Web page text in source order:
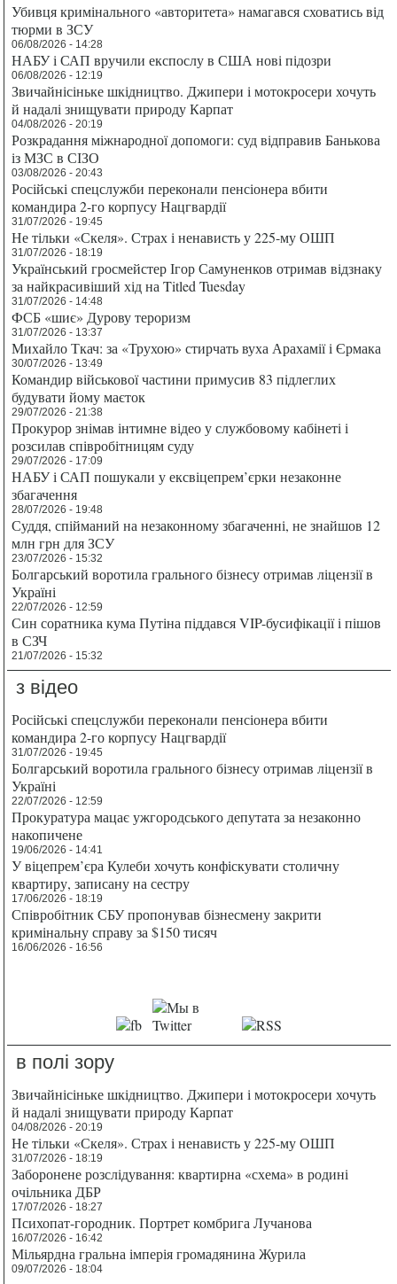
Убивця кримінального «авторитета» намагався сховатись від
тюрми в ЗСУ
06/08/2026 - 14:28
НАБУ і САП вручили експослу в США нові підозри
06/08/2026 - 12:19
Звичайнісіньке шкідництво. Джипери і мотокросери хочуть
й надалі знищувати природу Карпат
04/08/2026 - 20:19
Розкрадання міжнародної допомоги: суд відправив Банькова
із МЗС в СІЗО
03/08/2026 - 20:43
Російські спецслужби переконали пенсіонера вбити
командира 2-го корпусу Нацгвардії
31/07/2026 - 19:45
Не тільки «Скеля». Страх і ненависть у 225-му ОШП
31/07/2026 - 18:19
Український гросмейстер Ігор Самуненков отримав відзнаку
за найкрасивіший хід на Titled Tuesday
31/07/2026 - 14:48
ФСБ «шиє» Дурову тероризм
31/07/2026 - 13:37
Михайло Ткач: за «Трухою» стирчать вуха Арахамії і Єрмака
30/07/2026 - 13:49
Командир військової частини примусив 83 підлеглих
будувати йому маєток
29/07/2026 - 21:38
Прокурор знімав інтимне відео у службовому кабінеті і
розсилав співробітницям суду
29/07/2026 - 17:09
НАБУ і САП пошукали у ексвіцепрем’єрки незаконне
збагачення
28/07/2026 - 19:48
Суддя, спійманий на незаконному збагаченні, не знайшов 12
млн грн для ЗСУ
23/07/2026 - 15:32
Болгарський воротила грального бізнесу отримав ліцензії в
Україні
22/07/2026 - 12:59
Син соратника кума Путіна піддався VIP-бусифікації і пішов
в СЗЧ
21/07/2026 - 15:32
з відео
Російські спецслужби переконали пенсіонера вбити
командира 2-го корпусу Нацгвардії
31/07/2026 - 19:45
Болгарський воротила грального бізнесу отримав ліцензії в
Україні
22/07/2026 - 12:59
Прокуратура мацає ужгородського депутата за незаконно
накопичене
19/06/2026 - 14:41
У віцепрем’єра Кулеби хочуть конфіскувати столичну
квартиру, записану на сестру
17/06/2026 - 18:19
Співробітник СБУ пропонував бізнесмену закрити
кримінальну справу за $150 тисяч
16/06/2026 - 16:56
в полі зору
Звичайнісіньке шкідництво. Джипери і мотокросери хочуть
й надалі знищувати природу Карпат
04/08/2026 - 20:19
Не тільки «Скеля». Страх і ненависть у 225-му ОШП
31/07/2026 - 18:19
Заборонене розслідування: квартирна «схема» в родині
очільника ДБР
17/07/2026 - 18:27
Психопат-городник. Портрет комбрига Лучанова
16/07/2026 - 16:42
Мільярдна гральна імперія громадянина Журила
09/07/2026 - 18:04